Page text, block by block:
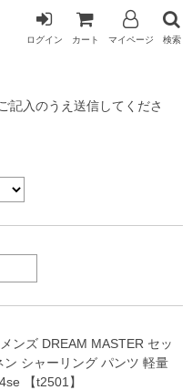
ログイン カート マイページ 検索
記入のうえ送信してくださ
ンズ DREAM MASTER セッ
ン シャーリング パンツ 軽量
【t2501】